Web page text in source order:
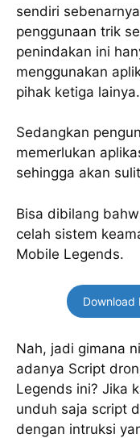
sendiri
penggunaan trik
penindakan ini
menggunakan
pihak ketiga lainya.
Sedangkan
memerlukan
sehingga akan
Bisa dibilang
celah sistem
Mobile Legends.
Download
Nah, jadi gimana
adanya Script
Legends ini? Jika
unduh saja script
dengan intruksi